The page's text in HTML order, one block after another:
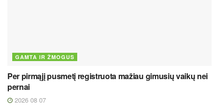
GAMTA IR ŽMOGUS
Per pirmąjį pusmetį registruota mažiau gimusių vaikų nei
pernai
2026 08 07